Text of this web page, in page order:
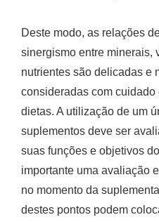
Deste modo, as relações
sinergismo entre minerais,
nutrientes são delicadas e
consideradas com
dietas. A utilização de um
suplementos deve ser
suas funções e objetivos
importante uma avaliação
no momento da
destes pontos podem